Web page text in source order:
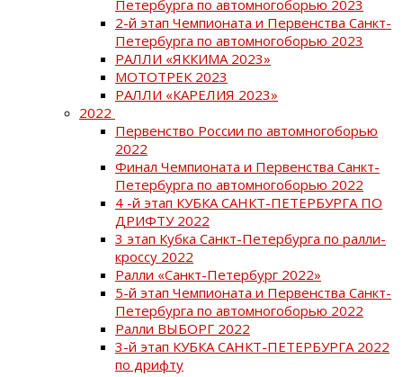
Петербурга по автомногоборью 2023
2-й этап Чемпионата и Первенства Санкт-
Петербурга по автомногоборью 2023
РАЛЛИ «ЯККИМА 2023»
МОТОТРЕК 2023
РАЛЛИ «КАРЕЛИЯ 2023»
2022
Первенство России по автомногоборью
2022
Финал Чемпионата и Первенства Санкт-
Петербурга по автомногоборью 2022
4 -й этап КУБКА САНКТ-ПЕТЕРБУРГА ПО
ДРИФТУ 2022
3 этап Кубка Санкт-Петербурга по ралли-
кроссу 2022
Ралли «Санкт-Петербург 2022»
5-й этап Чемпионата и Первенства Санкт-
Петербурга по автомногоборью 2022
Ралли ВЫБОРГ 2022
3-й этап КУБКА САНКТ-ПЕТЕРБУРГА 2022
по дрифту